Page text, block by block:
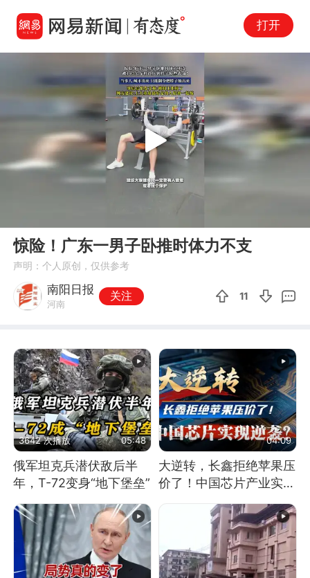
打开
Play
惊险！广东一男子卧推时体力不支
声明：个人原创，仅供参考
南阳日报
河南
关注 11
3642 次播放 05:48
俄军坦克兵潜伏敌后半
年，T-72变身“地下堡垒”
04:09
大逆转，长鑫拒绝苹果压
价了！中国芯片产业实现